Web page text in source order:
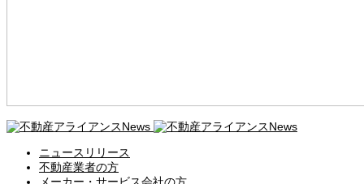
ニュースリリース
不動産業者の方